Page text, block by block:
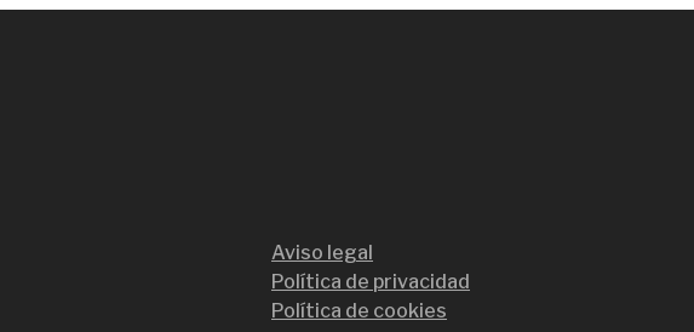
Aviso legal
Política de privacidad
Política de cookies